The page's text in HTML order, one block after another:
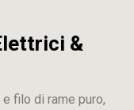
&
filo di rame puro,